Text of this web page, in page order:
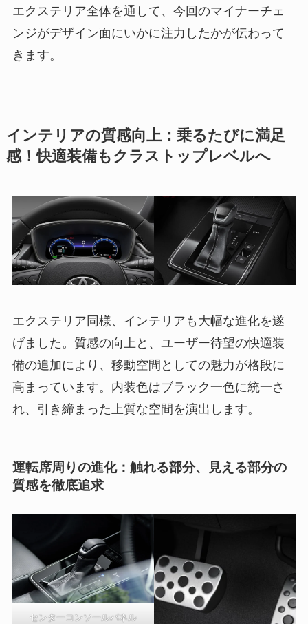
エクステリア全体を通して、今回のマイナーチェ
ンジがデザイン面にいかに注力したかが伝わって
きます。
インテリアの質感向上：乗るたびに満足
感！快適装備もクラストップレベルへ
エクステリア同様、インテリアも大幅な進化を遂
げました。質感の向上と、ユーザー待望の快適装
備の追加により、移動空間としての魅力が格段に
高まっています。内装色はブラック一色に統一さ
れ、引き締まった上質な空間を演出します。
運転席周りの進化：触れる部分、見える部分の
質感を徹底追求
センターコンソールパネル